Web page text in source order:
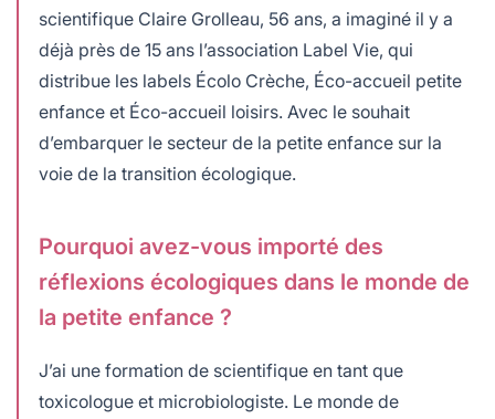
scientifique Claire Grolleau, 56 ans, a imaginé il y a
déjà près de 15 ans l’association Label Vie, qui
distribue les labels Écolo Crèche, Éco-accueil petite
enfance et Éco-accueil loisirs. Avec le souhait
d’embarquer le secteur de la petite enfance sur la
voie de la transition écologique.
Pourquoi avez-vous importé des
réflexions écologiques dans le monde de
la petite enfance ?
J’ai une formation de scientifique en tant que
toxicologue et microbiologiste. Le monde de